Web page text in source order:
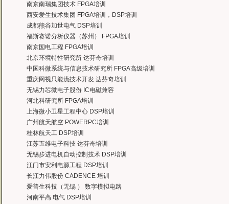
南京南瑞集团技术 FPGA培训
西安爱生技术集团 FPGA培训，DSP培训
成都熊谷加世电气 DSP培训
福斯赛诺分析仪器（苏州） FPGA培训
南京国电工程 FPGA培训
北京环境特性研究所 达芬奇培训
中国科微系统与信息技术研究所 FPGA高级培训
重庆网视只能流技术开发 达芬奇培训
无锡力芯微电子股份 IC电磁兼容
河北科研究所 FPGA培训
上海微小卫星工程中心 DSP培训
广州航天航空 POWERPC培训
桂林航天工 DSP培训
江苏五维电子科技 达芬奇培训
无锡步进电机自动控制技术 DSP培训
江门市安利电源工程 DSP培训
长江力伟股份 CADENCE 培训
爱普生科技（无锡 ） 数字模拟电路
河南平高 电气 DSP培训